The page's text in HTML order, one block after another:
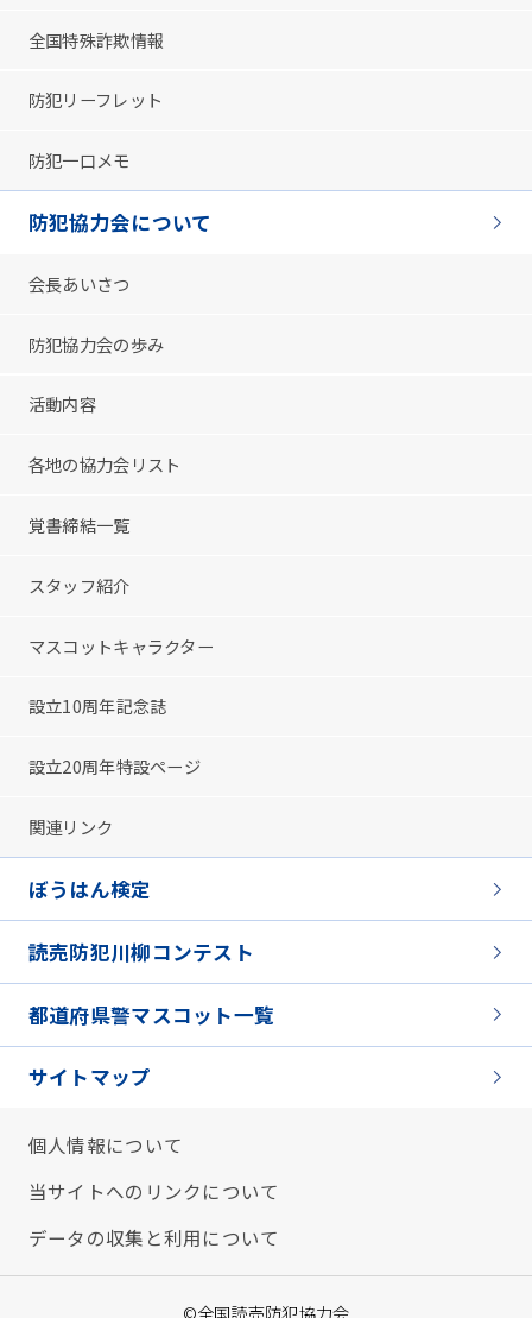
全国特殊詐欺情報
防犯リーフレット
防犯一口メモ
防犯協力会について
会長あいさつ
防犯協力会の歩み
活動内容
各地の協力会リスト
覚書締結一覧
スタッフ紹介
マスコットキャラクター
設立10周年記念誌
設立20周年特設ページ
関連リンク
ぼうはん検定
読売防犯川柳コンテスト
都道府県警マスコット一覧
サイトマップ
個人情報について
当サイトへのリンクについて
データの収集と利用について
©全国読売防犯協力会